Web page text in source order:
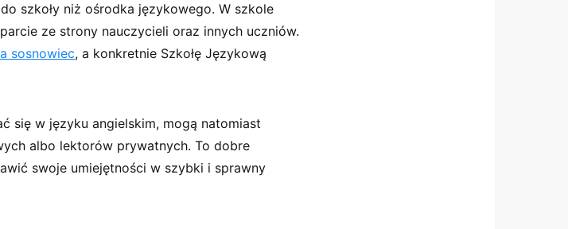
szkoły niż ośrodka językowego. W szkole
ze strony nauczycieli oraz innych uczniów.
sosnowiec, a konkretnie Szkołę Językową
się w języku angielskim, mogą natomiast
albo lektorów prywatnych. To dobre
swoje umiejętności w szybki i sprawny